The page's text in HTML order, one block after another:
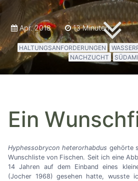
Apr. 2018 13 Minuten
HALTUNGSANFORDERUNGEN
NACHZUCHT
Ein
Hyphessobrycon heterorhabdus gehörte
Wunschliste von Fischen. Seit ich eine
14 Jahren auf dem Einband eines
(Jocher 1968) gesehen hatte, wusste